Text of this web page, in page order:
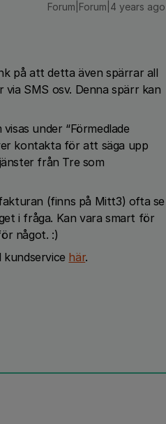
Forum|Forum|4 years ago
på att detta även spärrar all
SMS osv. Denna spärr kan
under “Förmedlade
kontakta för att säga upp
från Tre som
(finns på Mitt3) ofta se
i fråga. Kan vara smart för
något. :)
här.